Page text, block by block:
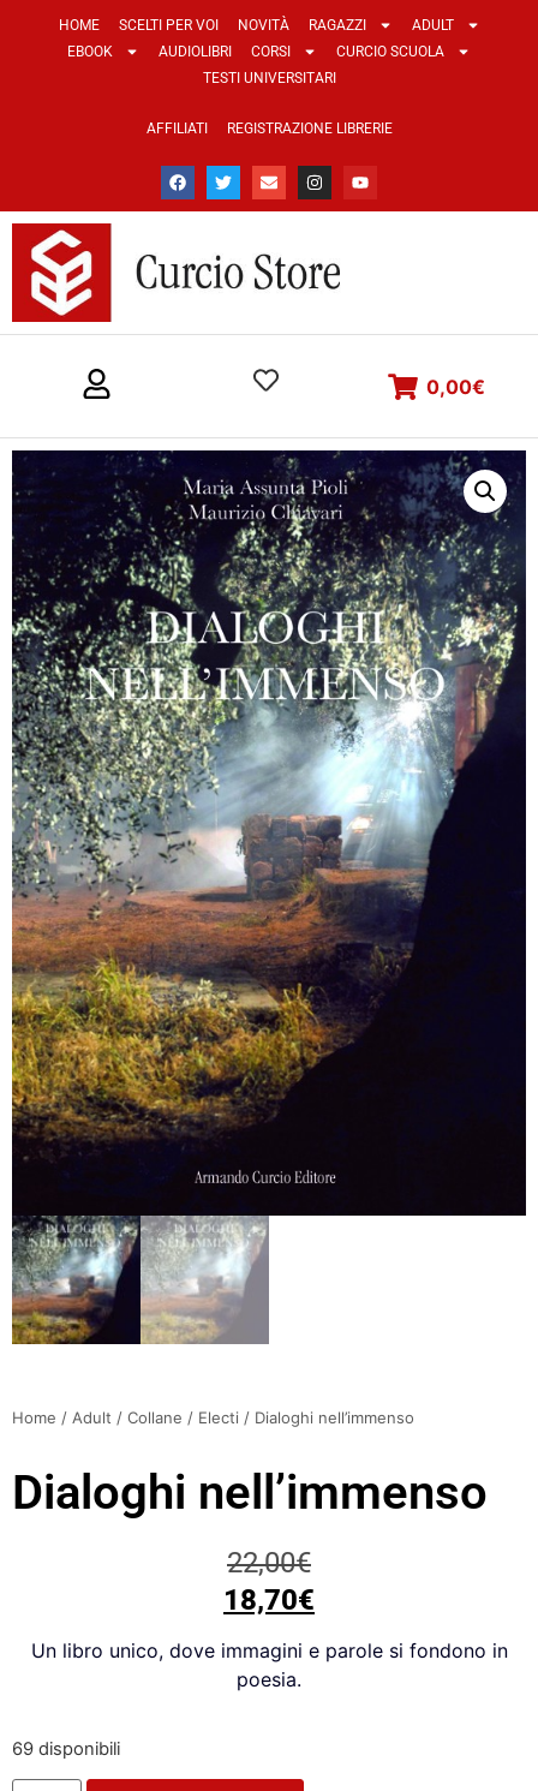
HOME SCELTI PER VOI NOVITÀ RAGAZZI
ADULT
EBOOK
AUDIOLIBRI CORSI
CURCIO SCUOLA
TESTI UNIVERSITARI
AFFILIATI REGISTRAZIONE LIBRERIE
0,00€
Home / Adult / Collane / Electi / Dialoghi nell’immenso
Dialoghi nell’immenso
22,00€
18,70€
Un libro unico, dove immagini e parole si fondono in
poesia.
69 disponibili